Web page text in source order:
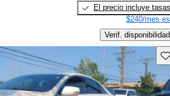
El precio incluye tasas
$240/mes
Verif. disponibilidad